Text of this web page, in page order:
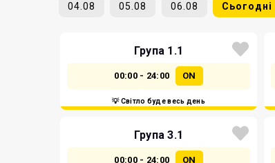
04.08 05.08 06.08 Сьогодні
Група 1.1
00:00 - 24:00 ON
💡 Світло буде весь день
Група 3.1
00:00 - 24:00 ON